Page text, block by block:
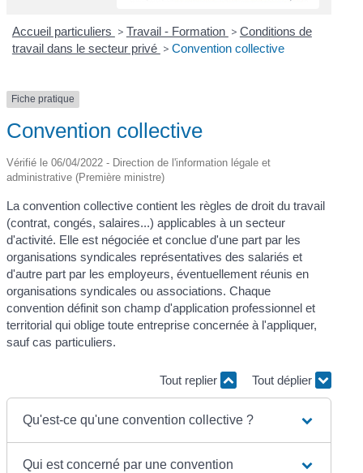
Accueil particuliers > Travail - Formation > Conditions de
travail dans le secteur privé > Convention collective
Fiche pratique
Convention collective
Vérifié le 06/04/2022 - Direction de l'information légale et
administrative (Première ministre)
La convention collective contient les règles de droit du travail
(contrat, congés, salaires...) applicables à un secteur
d'activité. Elle est négociée et conclue d'une part par les
organisations syndicales représentatives des salariés et
d'autre part par les employeurs, éventuellement réunis en
organisations syndicales ou associations. Chaque
convention définit son champ d'application professionnel et
territorial qui oblige toute entreprise concernée à l'appliquer,
sauf cas particuliers.
Tout replier Tout déplier
Qu'est-ce qu'une convention collective ?
Qui est concerné par une convention